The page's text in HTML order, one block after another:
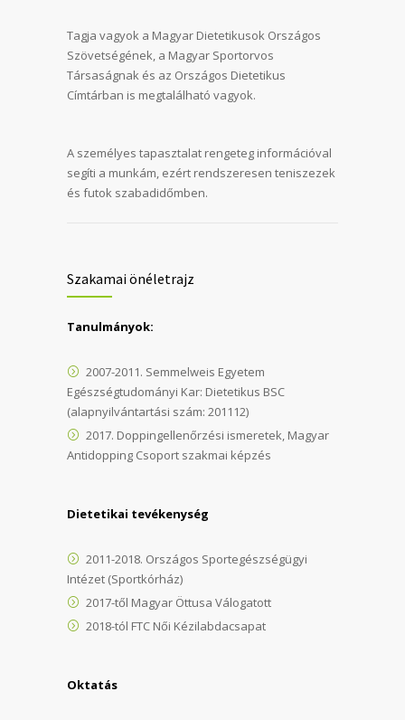
Tagja vagyok a Magyar Dietetikusok Országos
Szövetségének, a Magyar Sportorvos
Társaságnak és az Országos Dietetikus
Címtárban is megtalálható vagyok.
A személyes tapasztalat rengeteg információval
segíti a munkám, ezért rendszeresen teniszezek
és futok szabadidőmben.
Szakamai önéletrajz
Tanulmányok:
2007-2011. Semmelweis Egyetem
Egészségtudományi Kar: Dietetikus BSC
(alapnyilvántartási szám: 201112)
2017. Doppingellenőrzési ismeretek, Magyar
Antidopping Csoport szakmai képzés
Dietetikai tevékenység
2011-2018. Országos Sportegészségügyi
Intézet (Sportkórház)
2017-től Magyar Öttusa Válogatott
2018-tól FTC Női Kézilabdacsapat
Oktatás